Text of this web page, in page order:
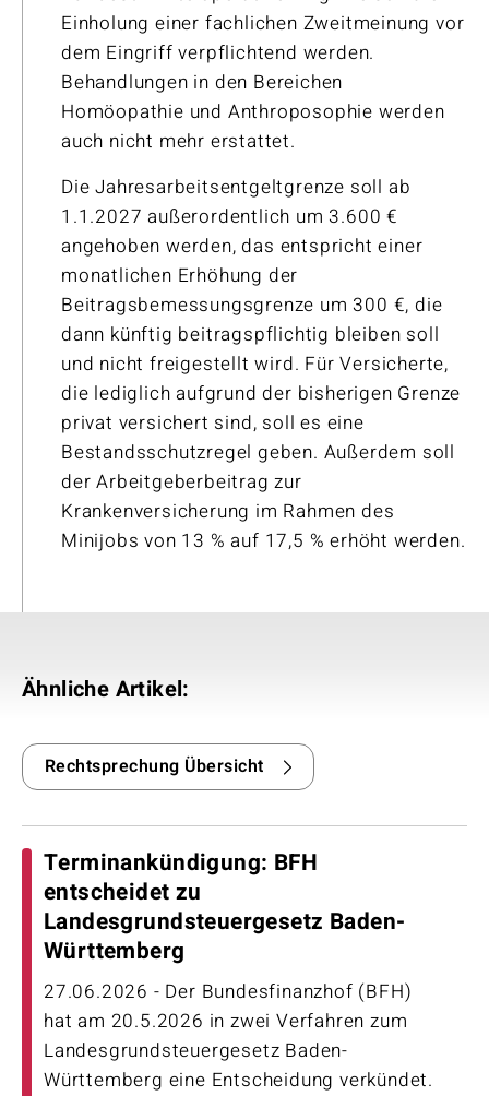
Einholung einer fachlichen Zweitmeinung vor
dem Eingriff verpflichtend werden.
Behandlungen in den Bereichen
Homöopathie und Anthroposophie werden
auch nicht mehr erstattet.
Die Jahresarbeitsentgeltgrenze soll ab
1.1.2027 außerordentlich um 3.600 €
angehoben werden, das entspricht einer
monatlichen Erhöhung der
Beitragsbemessungsgrenze um 300 €, die
dann künftig beitragspflichtig bleiben soll
und nicht freigestellt wird. Für Versicherte,
die lediglich aufgrund der bisherigen Grenze
privat versichert sind, soll es eine
Bestandsschutzregel geben. Außerdem soll
der Arbeitgeberbeitrag zur
Krankenversicherung im Rahmen des
Minijobs von 13 % auf 17,5 % erhöht werden.
Ähnliche Artikel:
Rechtsprechung Übersicht
Terminankündigung: BFH
entscheidet zu
Landesgrundsteuergesetz Baden-
Württemberg
27.06.2026 - Der Bundesfinanzhof (BFH)
hat am 20.5.2026 in zwei Verfahren zum
Landesgrundsteuergesetz Baden-
Württemberg eine Entscheidung verkündet.